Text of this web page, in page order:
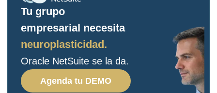
Tu grupo
empresarial necesita
neuroplasticidad.
Oracle NetSuite se la da.
Agenda tu DEMO